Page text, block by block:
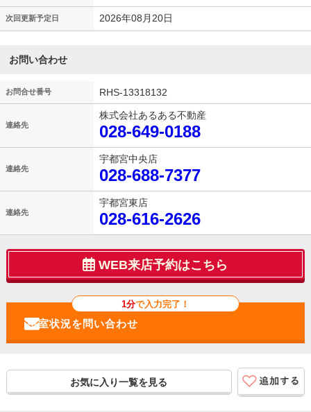
次回更新予定日 2026年08月20日
お問い合わせ
お問合せ番号 RHS-13318132
連絡先
株式会社あるある不動産
028-649-0188
連絡先
宇都宮中央店
028-688-7377
連絡先
宇都宮東店
028-616-2626
WEB来店予約はこちら
1分で入力完了！
お気に入り一覧を見る